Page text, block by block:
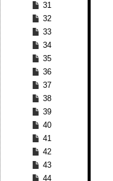
31
32
33
34
35
36
37
38
39
40
41
42
43
44